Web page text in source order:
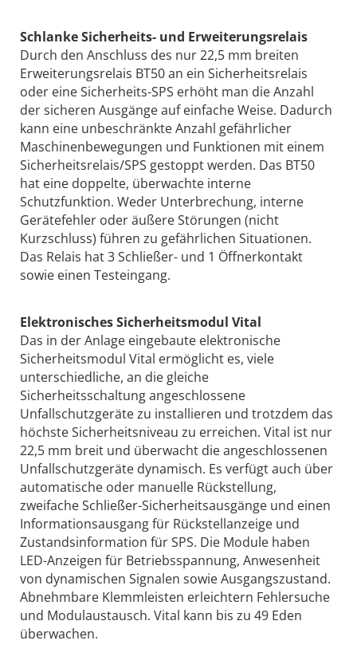
Schlanke Sicherheits- und Erweiterungsrelais
Durch den Anschluss des nur 22,5 mm breiten
Erweiterungsrelais BT50 an ein Sicherheitsrelais
oder eine Sicherheits-SPS erhöht man die Anzahl
der sicheren Ausgänge auf einfache Weise. Dadurch
kann eine unbeschränkte Anzahl gefährlicher
Maschinenbewegungen und Funktionen mit einem
Sicherheitsrelais/SPS gestoppt werden. Das BT50
hat eine doppelte, überwachte interne
Schutzfunktion. Weder Unterbrechung, interne
Gerätefehler oder äußere Störungen (nicht
Kurzschluss) führen zu gefährlichen Situationen.
Das Relais hat 3 Schließer- und 1 Öffnerkontakt
sowie einen Testeingang.
Elektronisches Sicherheitsmodul Vital
Das in der Anlage eingebaute elektronische
Sicherheitsmodul Vital ermöglicht es, viele
unterschiedliche, an die gleiche
Sicherheitsschaltung angeschlossene
Unfallschutzgeräte zu installieren und trotzdem das
höchste Sicherheitsniveau zu erreichen. Vital ist nur
22,5 mm breit und überwacht die angeschlossenen
Unfallschutzgeräte dynamisch. Es verfügt auch über
automatische oder manuelle Rückstellung,
zweifache Schließer-Sicherheitsausgänge und einen
Informationsausgang für Rückstellanzeige und
Zustandsinformation für SPS. Die Module haben
LED-Anzeigen für Betriebsspannung, Anwesenheit
von dynamischen Signalen sowie Ausgangszustand.
Abnehmbare Klemmleisten erleichtern Fehlersuche
und Modulaustausch. Vital kann bis zu 49 Eden
überwachen.